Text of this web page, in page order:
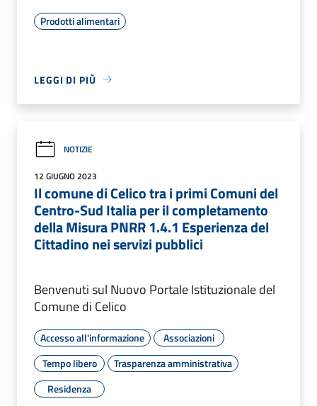
Prodotti alimentari
LEGGI DI PIÙ
NOTIZIE
12 GIUGNO 2023
Il comune di Celico tra i primi Comuni del
Centro-Sud Italia per il completamento
della Misura PNRR 1.4.1 Esperienza del
Cittadino nei servizi pubblici
Benvenuti sul Nuovo Portale Istituzionale del
Comune di Celico
Accesso all'informazione
Associazioni
Tempo libero
Trasparenza amministrativa
Residenza